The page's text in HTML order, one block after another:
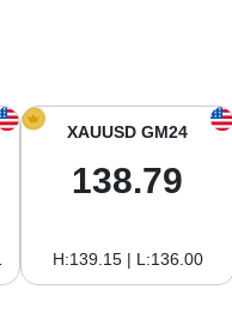
XAUUSD GM24
138.79
H:139.15 | L:136.00